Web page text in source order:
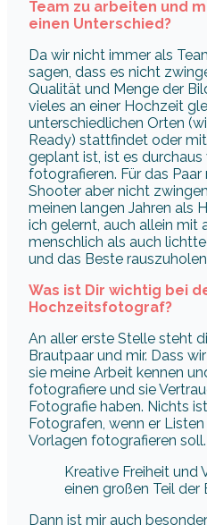
Team zu arbeiten und
einen Unterschied?
Da wir nicht immer als
sagen, dass es nicht
Qualität und Menge der
vieles an einer Hochzeit
unterschiedlichen Orten
Ready) stattfindet oder
geplant ist, ist es
fotografieren. Für das
Shooter aber nicht
meinen langen Jahren als
ich gelernt, auch allein mit
menschlich als auch
und das Beste
Was ist Dir wichtig bei
Hochzeitsfotograf?
An aller erste Stelle steht
Brautpaar und mir. Dass
sie meine Arbeit kennen
fotografiere und sie
Fotografie haben. Nichts
Fotografen, wenn er
Vorlagen fotografieren soll.
Kreative Freiheit und
einen großen Teil der
Dann ist mir auch